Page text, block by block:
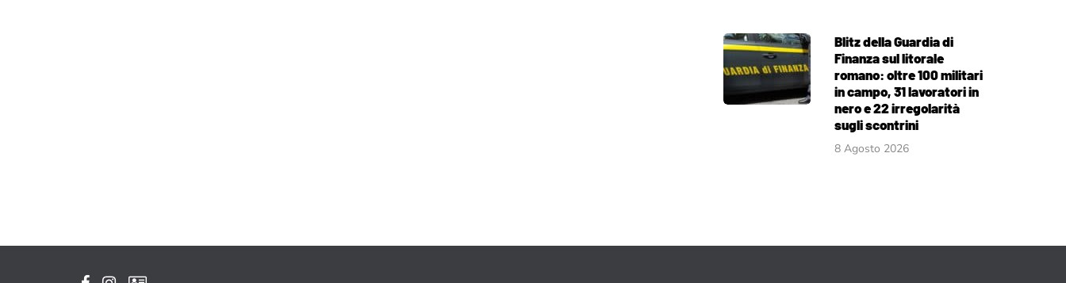
Blitz della Guardia di
Finanza sul litorale
romano: oltre 100 militari
in campo, 31 lavoratori in
nero e 22 irregolarità
sugli scontrini
8 Agosto 2026